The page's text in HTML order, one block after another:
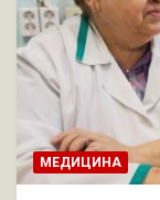
МЕДИЦИНА